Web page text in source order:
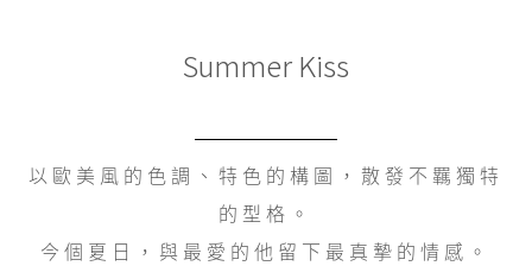
Summer Kiss
以歐美風的色調、特色的構圖，散發不羈獨特
的型格。
今個夏日，與最愛的他留下最真摯的情感。